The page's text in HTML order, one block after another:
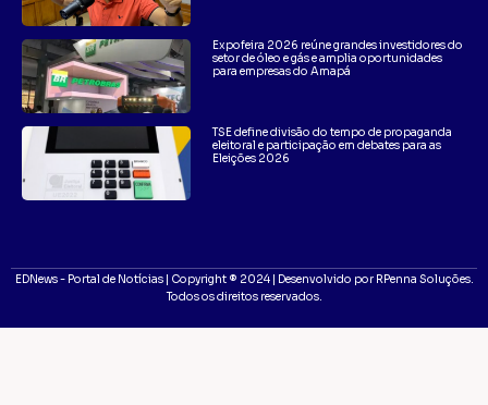
Expofeira 2026 reúne grandes investidores do
setor de óleo e gás e amplia oportunidades
para empresas do Amapá
TSE define divisão do tempo de propaganda
eleitoral e participação em debates para as
Eleições 2026
EDNews - Portal de Notícias | Copyright ® 2024 | Desenvolvido por RPenna Soluções.
Todos os direitos reservados.